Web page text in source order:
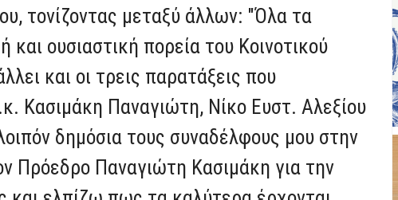
τονίζοντας μεταξύ άλλων: "Όλα τα
ουσιαστική πορεία του Κοινοτικού
και οι τρεις παρατάξεις που
Κασιμάκη Παναγιώτη, Νίκο Ευστ. Αλεξίου
δημόσια τους συναδέλφους μου στην
Πρόεδρο Παναγιώτη Κασιμάκη για την